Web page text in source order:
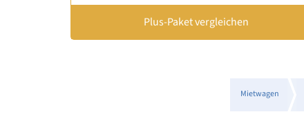
Plus-Paket vergleichen
Mietwagen